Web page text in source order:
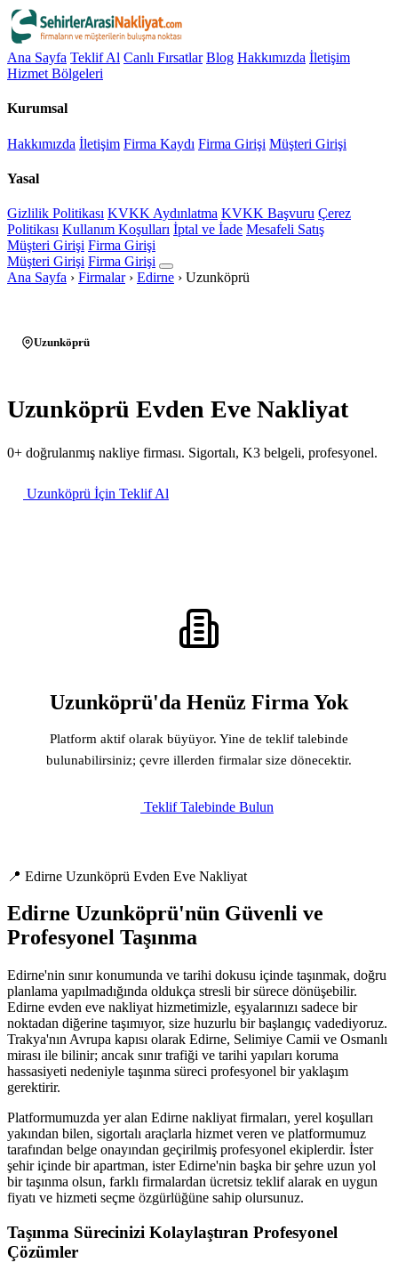
Ana Sayfa Teklif Al Canlı Fırsatlar Blog Hakkımızda İletişim
Hizmet Bölgeleri
Kurumsal
Hakkımızda İletişim Firma Kaydı Firma Girişi Müşteri Girişi
Yasal
Gizlilik Politikası KVKK Aydınlatma KVKK Başvuru Çerez
Politikası Kullanım Koşulları İptal ve İade Mesafeli Satış
Müşteri Girişi Firma Girişi
Müşteri Girişi Firma Girişi
Ana Sayfa › Firmalar › Edirne › Uzunköprü
Uzunköprü
Uzunköprü Evden Eve Nakliyat
0+ doğrulanmış nakliye firması. Sigortalı, K3 belgeli, profesyonel.
Uzunköprü İçin Teklif Al
Uzunköprü'da Henüz Firma Yok
Platform aktif olarak büyüyor. Yine de teklif talebinde
bulunabilirsiniz; çevre illerden firmalar size dönecektir.
Teklif Talebinde Bulun
📍 Edirne Uzunköprü Evden Eve Nakliyat
Edirne Uzunköprü'nün Güvenli ve
Profesyonel Taşınma
Edirne'nin sınır konumunda ve tarihi dokusu içinde taşınmak, doğru
planlama yapılmadığında oldukça stresli bir sürece dönüşebilir.
Edirne evden eve nakliyat hizmetimizle, eşyalarınızı sadece bir
noktadan diğerine taşımıyor, size huzurlu bir başlangıç vadediyoruz.
Trakya'nın Avrupa kapısı olarak Edirne, Selimiye Camii ve Osmanlı
mirası ile bilinir; ancak sınır trafiği ve tarihi yapıları koruma
hassasiyeti nedeniyle taşınma süreci profesyonel bir yaklaşım
gerektirir.
Platformumuzda yer alan Edirne nakliyat firmaları, yerel koşulları
yakından bilen, sigortalı araçlarla hizmet veren ve platformumuz
tarafından belge onayından geçirilmiş profesyonel ekiplerdir. İster
şehir içinde bir apartman, ister Edirne'nin başka bir şehre uzun yol
bir taşınma olsun, farklı firmalardan ücretsiz teklif alarak en uygun
fiyatı ve hizmeti seçme özgürlüğüne sahip olursunuz.
Taşınma Sürecinizi Kolaylaştıran Profesyonel
Çözümler